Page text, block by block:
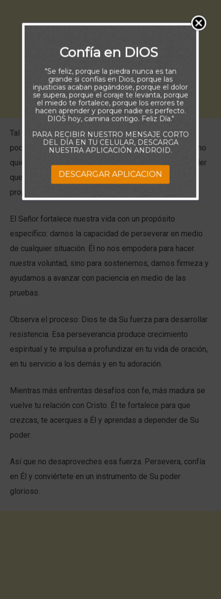
Tal vez al leer este versículo te emociona pensar en el
poder que proviene de Dios. Después de todo, ¿quién no
quiere tener poder? Sin embargo, es importante entender
que Dios no nos da Su poder para cumplir nuestros
propios planes, sino para algo mucho más profundo.
El Señor fortalece nuestra vida con un propósito
específico: darnos la capacidad de perseverar en medio
de cualquier situación. Él no nos empodera para hacer
nuestra voluntad, sino para sostenernos, darnos firmeza y
ayudarnos a avanzar con paciencia en medio de las
pruebas.
Observa el proceso: Dios te da Su fuerza para desarrollar
resistencia. Esa perseverancia produce crecimiento
espiritual y te impulsa a profundizar en tu vida de oración,
en tu servicio a los demás y en tu adoración.
Mientras más enfrentas desafíos con fe, más madura se
vuelve tu relación con Cristo. Él te fortalece para que
crezcas, te acerques a Él y aprendas a depender de Su
poder.
Así que no desaproveches esa fuerza. Persevera, confía
en Él y conviértete en un instrumento de Su poder
glorioso.
Confía en DIOS
"Se feliz, porque la piedra nunca es tan
grande si confías en Dios, porque las
injusticias acaban pagándose, porque el dolor
se supera, porque el coraje te levanta, porque
el miedo te fortalece, porque los errores te
hacen aprender y porque nadie es perfecto.
DIOS hoy, camina contigo. Feliz Día."
PARA RECIBIR NUESTRO MENSAJE CORTO
DEL DÍA EN TU CELULAR, DESCARGA
NUESTRA APLICACIÓN ANDROID.
DESCARGAR APLICACION